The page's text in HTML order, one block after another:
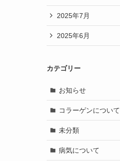
2025年7月
2025年6月
カテゴリー
お知らせ
コラーゲンについて
未分類
病気について